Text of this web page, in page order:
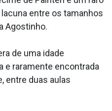
entre os tamanhos
Agostinho.
de uma idade
e raramente encontrada
entre duas aulas